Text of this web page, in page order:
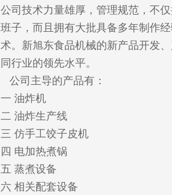
公司技术力量雄厚，管理规范，不
班子，而且拥有大批具备多年制作
术。新旭东食品机械的新产品开发
同行业的领先水平。
公司主导的产品有：
一 油炸机
二 油炸生产线
三 仿手工饺子皮机
四 电加热煮锅
五 蒸煮设备
六 相关配套设备